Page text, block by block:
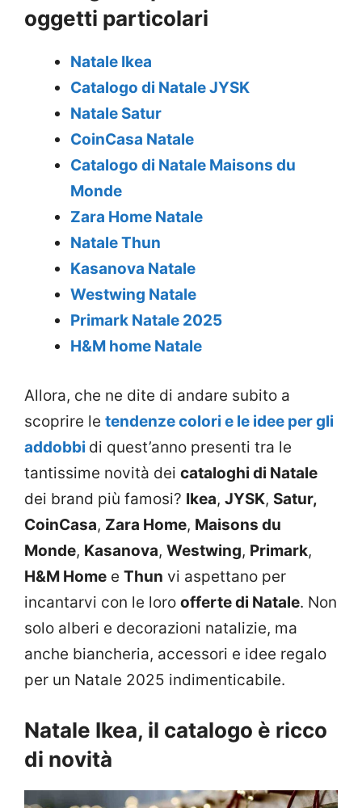
oggetti particolari
Natale Ikea
Catalogo di Natale JYSK
Natale Satur
CoinCasa Natale
Catalogo di Natale Maisons du
Monde
Zara Home Natale
Natale Thun
Kasanova Natale
Westwing Natale
Primark Natale 2025
H&M home Natale
Allora, che ne dite di andare subito a
scoprire le tendenze colori e le idee per gli
addobbi di quest’anno presenti tra le
tantissime novità dei cataloghi di Natale
dei brand più famosi? Ikea, JYSK, Satur,
CoinCasa, Zara Home, Maisons du
Monde, Kasanova, Westwing, Primark,
H&M Home e Thun vi aspettano per
incantarvi con le loro offerte di Natale. Non
solo alberi e decorazioni natalizie, ma
anche biancheria, accessori e idee regalo
per un Natale 2025 indimenticabile.
Natale Ikea, il catalogo è ricco
di novità